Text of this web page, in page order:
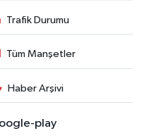
Trafik Durumu
Tüm Manşetler
Haber Arşivi